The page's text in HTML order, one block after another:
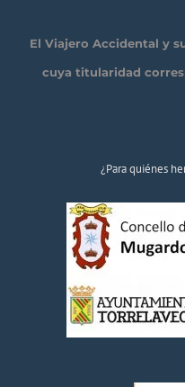
El Viajero Accidental y
cuya titularidad
¿Para quiénes